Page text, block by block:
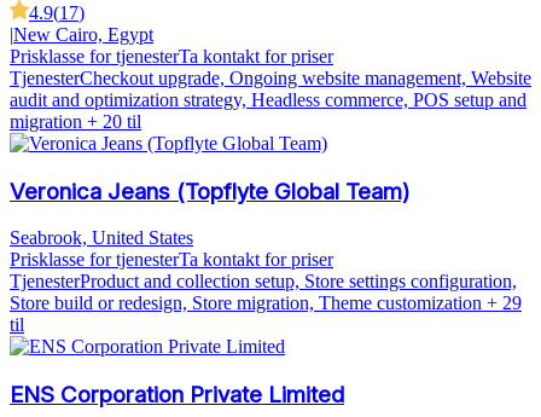
4.9(17)
|New Cairo, Egypt
Prisklasse for tjenesterTa kontakt for priser
TjenesterCheckout upgrade, Ongoing website management, Website
audit and optimization strategy, Headless commerce, POS setup and
migration + 20 til
Veronica Jeans (Topflyte Global Team)
Seabrook, United States
Prisklasse for tjenesterTa kontakt for priser
TjenesterProduct and collection setup, Store settings configuration,
Store build or redesign, Store migration, Theme customization + 29
til
ENS Corporation Private Limited